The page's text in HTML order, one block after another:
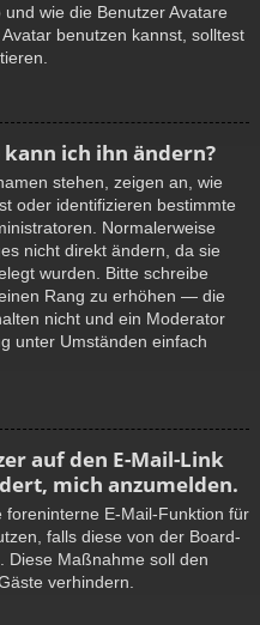
wie die Benutzer Avatare
benutzen kannst, solltest
ich ihn ändern?
stehen, zeigen an, wie
oder identifizieren bestimmte
Normalerweise
nicht direkt ändern, da sie
wurden. Bitte schreibe
Rang zu erhöhen — die
nicht und ein Moderator
unter Umständen einfach
auf den E-Mail-Link
mich anzumelden.
E-Mail-Funktion für
falls diese von der Board-
Diese Maßnahme soll den
verhindern.